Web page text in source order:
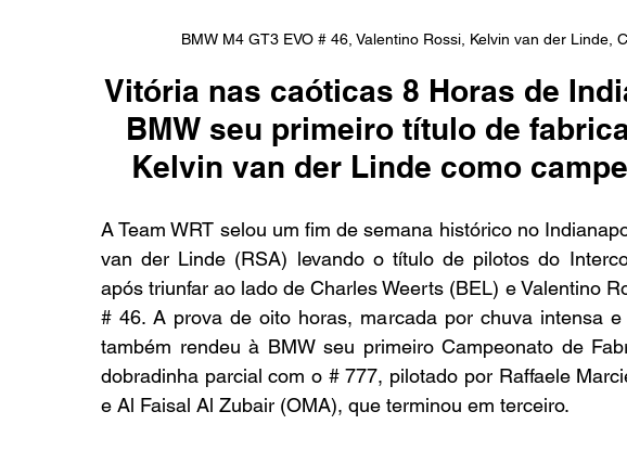
BMW M4 GT3 EVO # 46, Valentino Rossi, Kelvin van der Linde,
Vitória nas caóticas 8 Horas de
BMW seu primeiro título de
Kelvin van der Linde como
A Team WRT selou um fim de semana histórico no
van der Linde (RSA) levando o título de pilotos do
após triunfar ao lado de Charles Weerts (BEL) e Valentino
# 46. A prova de oito horas, marcada por chuva intensa
também rendeu à BMW seu primeiro Campeonato de
dobradinha parcial com o # 777, pilotado por Raffaele
e Al Faisal Al Zubair (OMA), que terminou em terceiro.